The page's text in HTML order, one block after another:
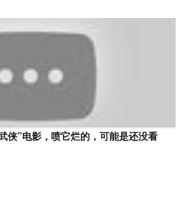
侠”电影，喷它烂的，可能是还没看